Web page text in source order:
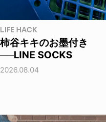
LIFE HACK
柿谷キキのお墨付き
──LINE SOCKS
2026.08.04